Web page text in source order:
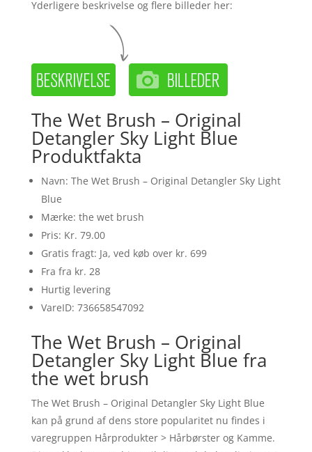
Yderligere beskrivelse og flere billeder her:
The Wet Brush – Original
Detangler Sky Light Blue
Produktfakta
Navn: The Wet Brush – Original Detangler Sky Light
Blue
Mærke: the wet brush
Pris: Kr. 79.00
Gratis fragt: Ja, ved køb over kr. 699
Fra fra kr. 28
Hurtig levering
VareID: 736658547092
The Wet Brush – Original
Detangler Sky Light Blue fra
the wet brush
The Wet Brush – Original Detangler Sky Light Blue
kan på grund af dens store popularitet nu findes i
varegruppen Hårprodukter > Hårbørster og Kamme.